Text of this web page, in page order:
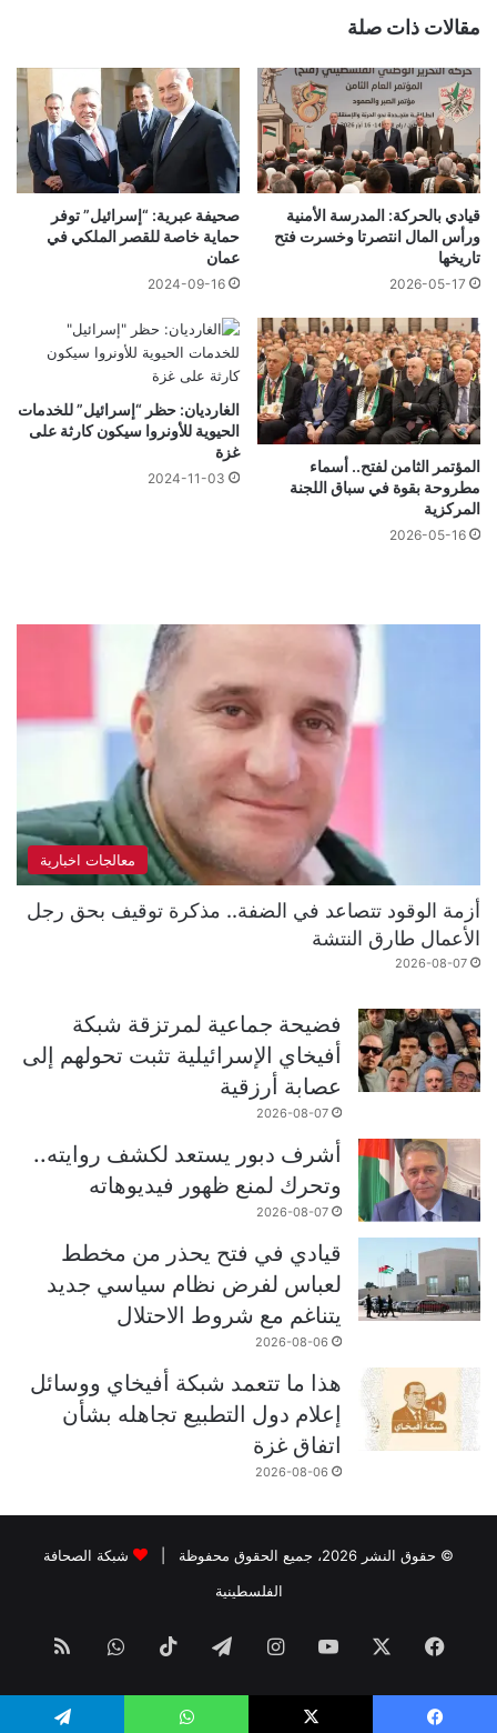
مقالات ذات صلة
قيادي بالحركة: المدرسة الأمنية
ورأس المال انتصرتا وخسرت فتح
تاريخها
2026-05-17
صحيفة عبرية: “إسرائيل” توفر
حماية خاصة للقصر الملكي في
عمان
2024-09-16
المؤتمر الثامن لفتح.. أسماء
مطروحة بقوة في سباق اللجنة
المركزية
2026-05-16
الغارديان: حظر “إسرائيل” للخدمات
الحيوية للأونروا سيكون كارثة على
غزة
2024-11-03
معالجات اخبارية
أزمة الوقود تتصاعد في الضفة.. مذكرة توقيف بحق رجل
الأعمال طارق النتشة
2026-08-07
فضيحة جماعية لمرتزقة شبكة
أفيخاي الإسرائيلية تثبت تحولهم إلى
عصابة أرزقية
2026-08-07
أشرف دبور يستعد لكشف روايته..
وتحرك لمنع ظهور فيديوهاته
2026-08-07
قيادي في فتح يحذر من مخطط
لعباس لفرض نظام سياسي جديد
يتناغم مع شروط الاحتلال
2026-08-06
هذا ما تتعمد شبكة أفيخاي ووسائل
إعلام دول التطبيع تجاهله بشأن
اتفاق غزة
2026-08-06
© حقوق النشر 2026، جميع الحقوق محفوظة |
شبكة الصحافة
الفلسطينية
فيسبوك ‫YouTubeانستقرامتيلقرام ‫TikTokواتسابملخص
الموقع